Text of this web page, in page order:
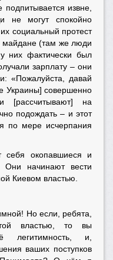
подпитывается извне,
не могут спокойно
социальный протест
майдане (там же люди
них фактически был
зарплату – они
«Пожалуйста, давай
Украины] совершенно
[рассчитывают] на
подождать – и этот
по мере исчерпания
себя окопавшиеся и
начинают вести
Киевом властью.
Но если, ребята,
властью, то вы
легитимность, и,
ваших поступков